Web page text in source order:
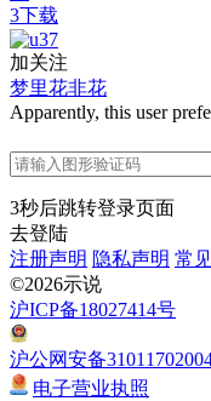
3下载
加关注
梦里花非花
Apparently, this user
3秒后跳转登录页面
去登陆
注册声明 隐私声明 常
©2026示说
沪ICP备18027414号
沪公网安备
电子营业执照